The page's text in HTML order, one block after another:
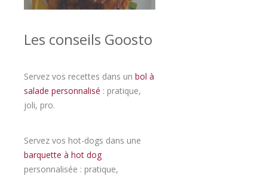
Les conseils Goosto
Servez vos recettes dans un bol à
salade personnalisé : pratique,
joli, pro.
Servez vos hot-dogs dans une
barquette à hot dog
personnalisée : pratique,